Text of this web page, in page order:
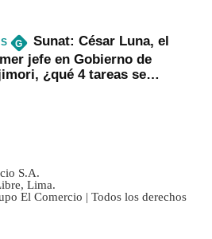
G
Sunat: César Luna, el
jefe en Gobierno de
¿qué 4 tareas se
S.A.
Lima.
El Comercio | Todos los derechos